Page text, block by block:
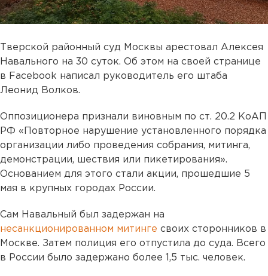
Тверской районный суд Москвы арестовал Алексея
Навального на 30 суток. Об этом на своей странице
в Facebook написал руководитель его штаба
Леонид Волков.
Оппозиционера признали виновным по ст. 20.2 КоАП
РФ «Повторное нарушение установленного порядка
организации либо проведения собрания, митинга,
демонстрации, шествия или пикетирования».
Основанием для этого стали акции, прошедшие 5
мая в крупных городах России.
Сам Навальный был задержан на
несанкционированном митинге своих сторонников в
Москве. Затем полиция его отпустила до суда. Всего
в России было задержано более 1,5 тыс. человек.